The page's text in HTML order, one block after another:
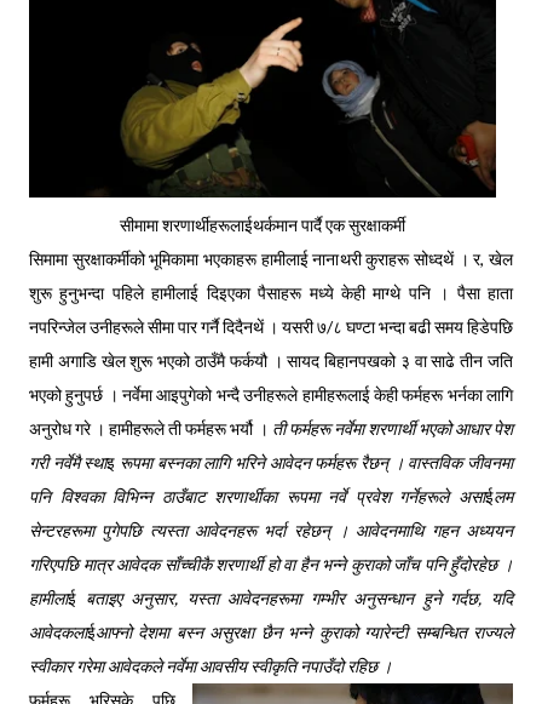
सीमामा शरणार्थीहरूलाईथर्कमान पार्दै एक सुरक्षाकर्मी
सिमामा सुरक्षाकर्मीको भूमिकामा भएकाहरू हामीलाई नानाथरी कुराहरू सोध्दथें । र, खेल
शुरू हुनुभन्दा पहिले हामीलाई दिइएका पैसाहरू मध्ये केही माग्थे पनि । पैसा हाता
नपरिन्जेल उनीहरूले सीमा पार गर्नै दिदैनथें । यसरी ७/८ घण्टा भन्दा बढी समय हिडेपछि
हामी अगाडि खेल शुरू भएको ठाउँमै फर्कयौ । सायद बिहानपखको ३ वा साढे तीन जति
भएको हुनुपर्छ । नर्वेमा आइपुगेको भन्दै उनीहरूले हामीहरूलाई केही फर्महरू भर्नका लागि
अनुरोध गरे । हामीहरूले ती फर्महरू भर्यौ । ती फर्महरू नर्वेमा शरणार्थी भएको आधार पेश
गरी नर्वेमै स्थाइ रूपमा बस्नका लागि भरिने आवेदन फर्महरू रैछन् । वास्तविक जीवनमा
पनि विश्वका विभिन्न ठाउँबाट शरणार्थीका रूपमा नर्वे प्रवेश गर्नेहरूले असाईलम
सेन्टरहरूमा पुगेपछि त्यस्ता आवेदनहरू भर्दा रहेछन् । आवेदनमाथि गहन अध्ययन
गरिएपछि मात्र आवेदक साँच्चीकै शरणार्थी हो वा हैन भन्ने कुराको जाँच पनि हुँदोरहेछ ।
हामीलाई बताइए अनुसार, यस्ता आवेदनहरूमा गम्भीर अनुसन्धान हुने गर्दछ, यदि
आवेदकलाईआफ्नो देशमा बस्न असुरक्षा छैन भन्ने कुराको ग्यारेन्टी सम्बन्धित राज्यले
स्वीकार गरेमा आवेदकले नर्वेमा आवसीय स्वीकृति नपाउँदो रहिछ ।
फर्महरू भरिसके पछि